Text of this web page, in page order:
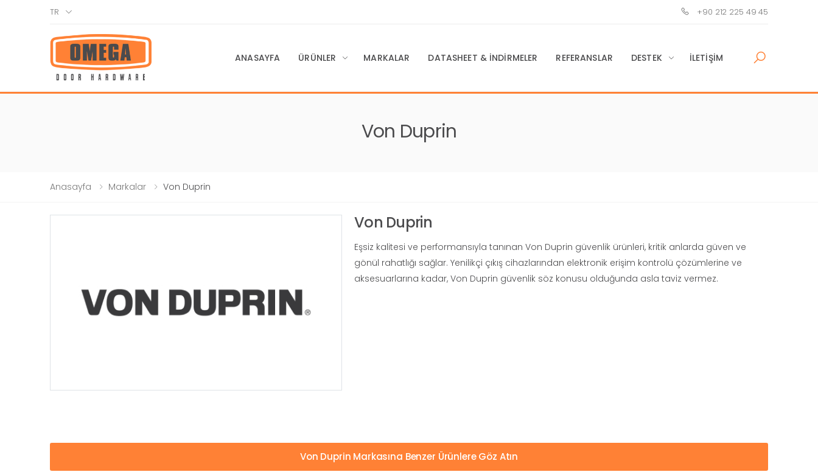
TR +90 212 225 49 45
ANASAYFA ÜRÜNLER MARKALAR DATASHEET & İNDIRMELER REFERANSLAR DESTEK İLETIŞIM
Von Duprin
Anasayfa Markalar Von Duprin
Von Duprin
Eşsiz kalitesi ve performansıyla tanınan Von Duprin güvenlik ürünleri, kritik anlarda güven ve
gönül rahatlığı sağlar. Yenilikçi çıkış cihazlarından elektronik erişim kontrolü çözümlerine ve
aksesuarlarına kadar, Von Duprin güvenlik söz konusu olduğunda asla taviz vermez.
Von Duprin Markasına Benzer Ürünlere Göz Atın